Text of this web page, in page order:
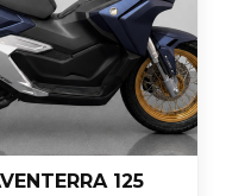
125